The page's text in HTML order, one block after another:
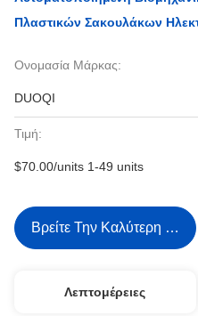
Πλαστικών Σακουλάκων
Ονομασία Μάρκας:
DUOQI
Τιμή:
$70.00/units 1-49 units
Βρείτε Την Καλύτερη Τιμή
Λεπτομέρειες